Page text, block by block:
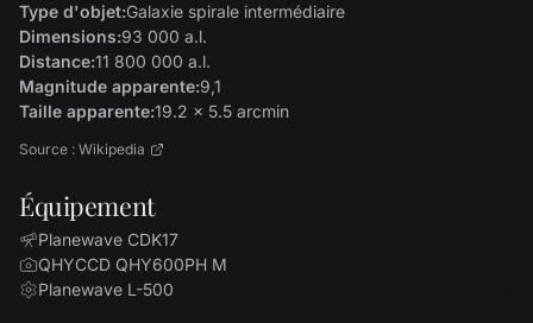
Type d'objet:Galaxie spirale intermédiaire
Dimensions:93 000 a.l.
Distance:11 800 000 a.l.
Magnitude apparente:9,1
Taille apparente:19.2 x 5.5 arcmin
Source : Wikipedia
Équipement
Planewave CDK17
QHYCCD QHY600PH M
Planewave L-500